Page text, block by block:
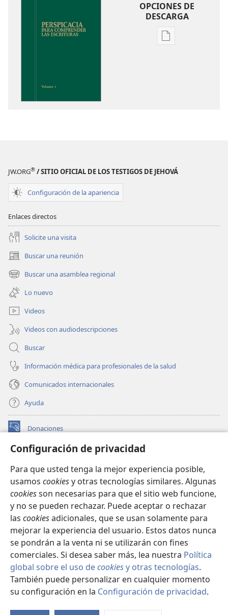
Configuración de privacidad
Para que usted tenga la mejor experiencia posible,
usamos cookiesy otras tecnologías similares. Algunas
cookiesson necesarias para que el sitio web funcione,
y no se pueden rechazar. Puede aceptar o rechazar
las cookiesadicionales, que se usan solamente para
mejorar la experiencia del usuario. Estos datos nunca
se pondrán a la venta ni se utilizarán con fines
comerciales. Si desea saber más, lea nuestra Política
global sobre el uso decookiesy otras tecnologías.
También puede personalizar en cualquier momento
su configuración en la Configuración de privacidad.
OPCIONES DE
DESCARGA
Opciones
JW.ORG® / SITIO OFICIAL DE LOS TESTIGOS DE JEHOVÁ
Configuración de la apariencia
Enlaces directos
Solicite una visita
Buscar una reunión
(abre
una
nueva
ventana)
Buscar una asamblea regional
(abre
una
nueva
ventana)
Lo nuevo
Videos
Videos con audiodescripciones
Buscar
Información médica para profesionales de la salud
Comunicados internacionales
Ayuda
Donaciones
(abre
nueva BIBLIOTECA EN LÍNEA Watchtower™
una
nueva
ventana)
JW Hub
(abre
una
nueva
ventana)
JW Library
Watchtower Library
Copyright© 2026 Watch Tower Bible and Tract Society of Pennsylvania.
CONDICIONES DE USO| POLÍTICA DE PRIVACIDAD
|
CONFIGURACIÓN DE PRIVACIDAD